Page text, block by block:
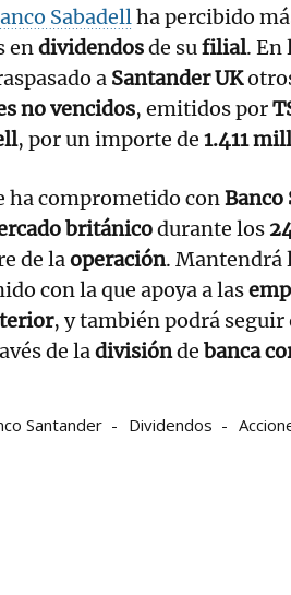
Sabadellha percibido
endividendosde sufilial. En
a Santander UK
no vencidos, emitidos por
, por un importe de 1.411
ha comprometido conBanco
británicodurante los
de laoperación. Mantendrá
con la que apoya a las
, y también podrá seguir
de ladivisiónde banca
Santander Dividendos